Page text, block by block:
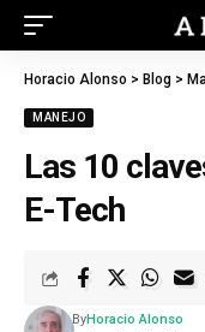
Horacio Alonso > Blog >
MANEJO
Las 10
E-Tech
ByHoracio Alonso